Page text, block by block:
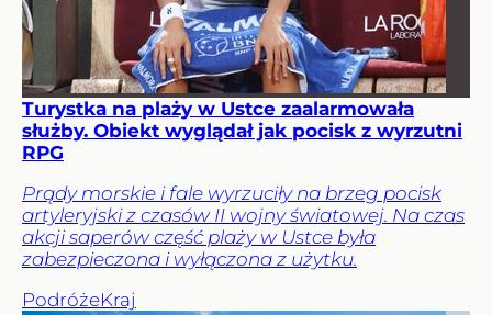
Turystka na plaży w Ustce zaalarmowała
służby. Obiekt wyglądał jak pocisk z wyrzutni
RPG
Prądy morskie i fale wyrzuciły na brzeg pocisk
artyleryjski z czasów II wojny światowej. Na czas
akcji saperów część plaży w Ustce była
zabezpieczona i wyłączona z użytku.
PodróżeKraj